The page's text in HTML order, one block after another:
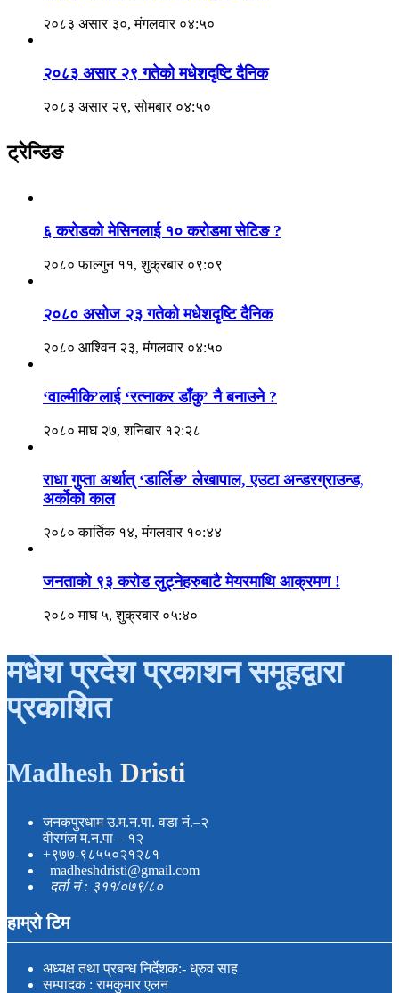
२०८३ असार ३०, मंगलवार ०४:५०
२०८३ असार २९ गतेको मधेशदृष्टि दैनिक
२०८३ असार २९, सोमबार ०४:५०
ट्रेन्डिङ
६ करोडको मेसिनलाई १० करोडमा सेटिङ ?
२०८० फाल्गुन ११, शुक्रबार ०९:०९
२०८० असोज २३ गतेको मधेशदृष्टि दैनिक
२०८० आश्विन २३, मंगलवार ०४:५०
‘वाल्मीकि’लाई ‘रत्नाकर डाँकु’ नै बनाउने ?
२०८० माघ २७, शनिबार १२:२८
राधा गुप्ता अर्थात् ‘डार्लिङ’ लेखापाल, एउटा अन्डरग्राउन्ड,
अर्कोको काल
२०८० कार्तिक १४, मंगलवार १०:४४
जनताको ९३ करोड लुट्नेहरुबाटै मेयरमाथि आक्रमण !
२०८० माघ ५, शुक्रबार ०५:४०
मधेश प्रदेश प्रकाशन समूहद्वारा
प्रकाशित
Madhesh Dristi
जनकपुरधाम उ.म.न.पा. वडा नं.–२
वीरगंज म.न.पा – १२
+९७७-९८५५०२१२८१
madheshdristi@gmail.com
दर्ता नं : ३११/०७९/८०
हाम्रो टिम
अध्यक्ष तथा प्रबन्ध निर्देशक:- ध्रुव साह
सम्पादक : रामकुमार एलन